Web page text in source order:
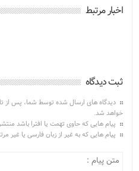
اخبار مرتبط
ثبت دیدگاه
دیدگاه های ارسال شده توسط شما، پس از
خواهد شد.
پیام هایی که حاوی تهمت یا افترا باشد
پیام هایی که به غیر از زبان فارسی یا غیر